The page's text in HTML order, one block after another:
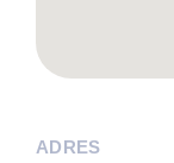
ADRES